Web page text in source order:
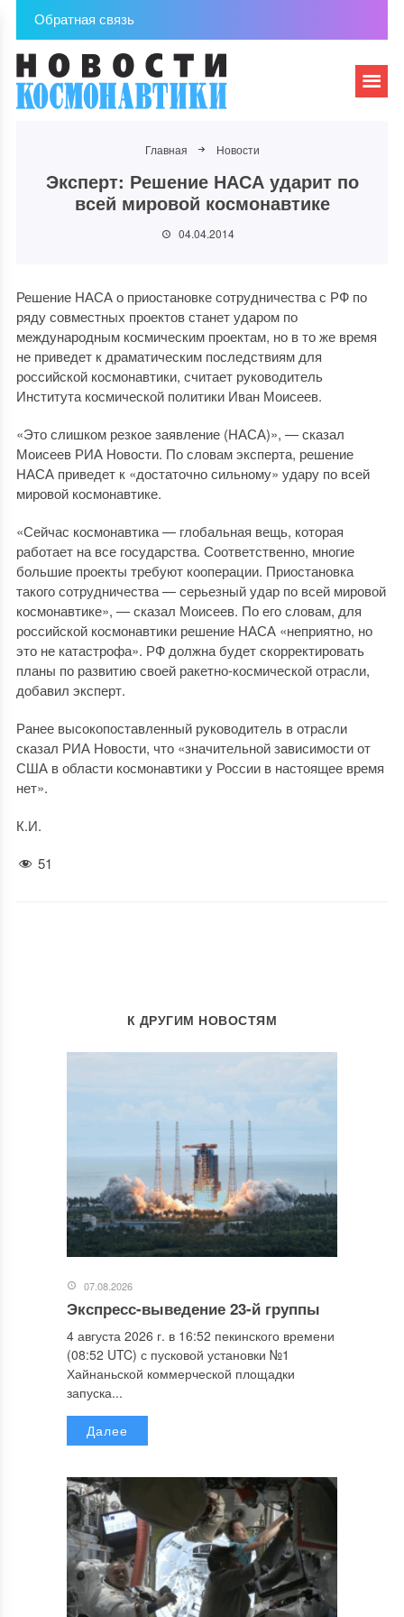
Обратная связь
Главная Новости
Эксперт: Решение НАСА ударит по
всей мировой космонавтике
04.04.2014
Решение НАСА о приостановке сотрудничества с РФ по
ряду совместных проектов станет ударом по
международным космическим проектам, но в то же время
не приведет к драматическим последствиям для
российской космонавтики, считает руководитель
Института космической политики Иван Моисеев.
«Это слишком резкое заявление (НАСА)», — сказал
Моисеев РИА Новости. По словам эксперта, решение
НАСА приведет к «достаточно сильному» удару по всей
мировой космонавтике.
«Сейчас космонавтика — глобальная вещь, которая
работает на все государства. Соответственно, многие
большие проекты требуют кооперации. Приостановка
такого сотрудничества — серьезный удар по всей мировой
космонавтике», — сказал Моисеев. По его словам, для
российской космонавтики решение НАСА «неприятно, но
это не катастрофа». РФ должна будет скорректировать
планы по развитию своей ракетно-космической отрасли,
добавил эксперт.
Ранее высокопоставленный руководитель в отрасли
сказал РИА Новости, что «значительной зависимости от
США в области космонавтики у России в настоящее время
нет».
К.И.
51
К ДРУГИМ НОВОСТЯМ
07.08.2026
Экспресс-выведение 23-й группы
4 августа 2026 г. в 16:52 пекинского времени
(08:52 UTC) с пусковой установки №1
Хайнаньской коммерческой площадки
запуска...
Далее